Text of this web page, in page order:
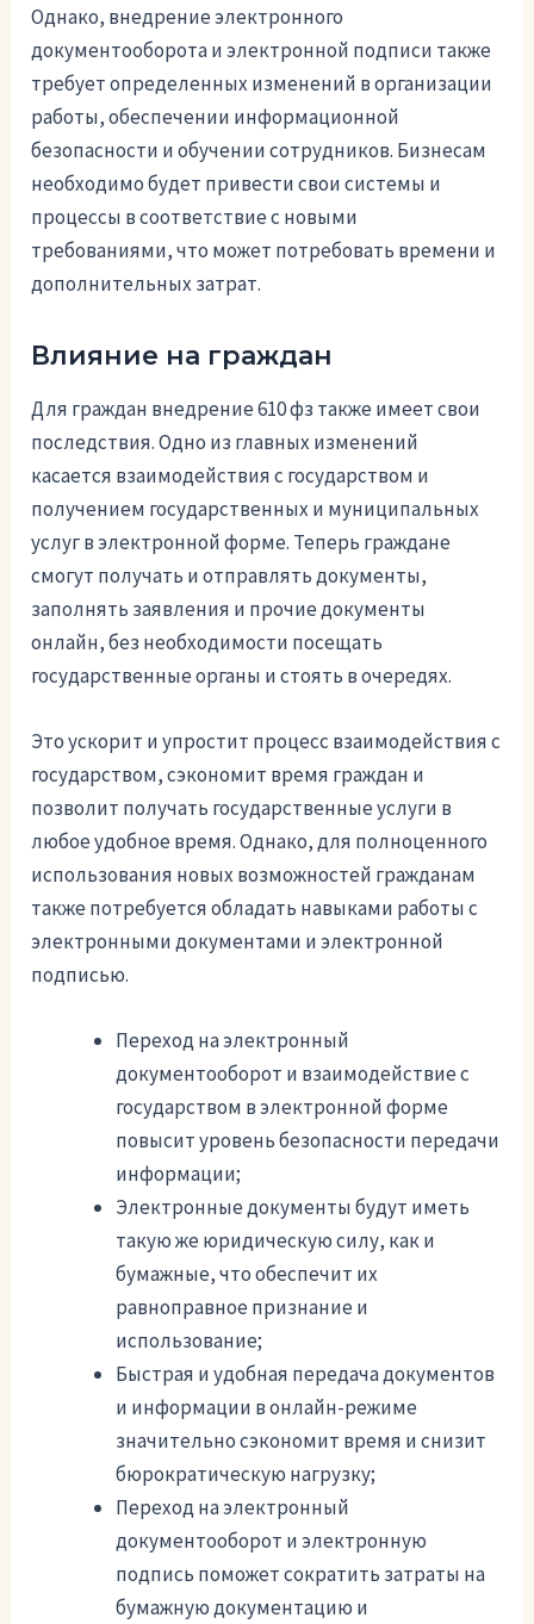
Однако, внедрение электронного
документооборота и электронной подписи также
требует определенных изменений в организации
работы, обеспечении информационной
безопасности и обучении сотрудников. Бизнесам
необходимо будет привести свои системы и
процессы в соответствие с новыми
требованиями, что может потребовать времени и
дополнительных затрат.
Влияние на граждан
Для граждан внедрение 610 фз также имеет свои
последствия. Одно из главных изменений
касается взаимодействия с государством и
получением государственных и муниципальных
услуг в электронной форме. Теперь граждане
смогут получать и отправлять документы,
заполнять заявления и прочие документы
онлайн, без необходимости посещать
государственные органы и стоять в очередях.
Это ускорит и упростит процесс взаимодействия с
государством, сэкономит время граждан и
позволит получать государственные услуги в
любое удобное время. Однако, для полноценного
использования новых возможностей гражданам
также потребуется обладать навыками работы с
электронными документами и электронной
подписью.
Переход на электронный
документооборот и взаимодействие с
государством в электронной форме
повысит уровень безопасности передачи
информации;
Электронные документы будут иметь
такую же юридическую силу, как и
бумажные, что обеспечит их
равноправное признание и
использование;
Быстрая и удобная передача документов
и информации в онлайн-режиме
значительно сэкономит время и снизит
бюрократическую нагрузку;
Переход на электронный
документооборот и электронную
подпись поможет сократить затраты на
бумажную документацию и